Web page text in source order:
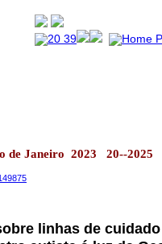
de Janeiro 2023 20--2025
linhas de